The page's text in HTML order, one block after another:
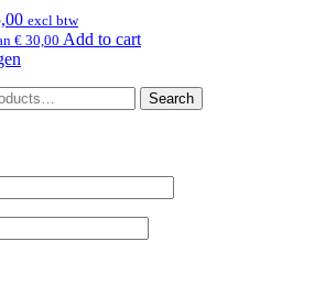
excl btw
€ 30,00 Add to cart
Search